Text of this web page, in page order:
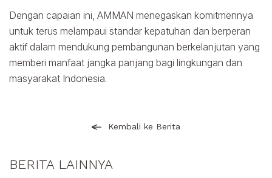
Dengan capaian ini, AMMAN menegaskan komitmennya
untuk terus melampaui standar kepatuhan dan berperan
aktif dalam mendukung pembangunan berkelanjutan yang
memberi manfaat jangka panjang bagi lingkungan dan
masyarakat Indonesia.
Kembali ke Berita
BERITA LAINNYA